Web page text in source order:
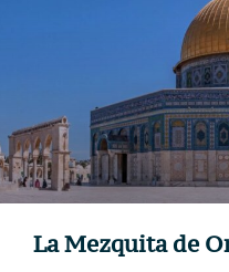
La Mezquita de